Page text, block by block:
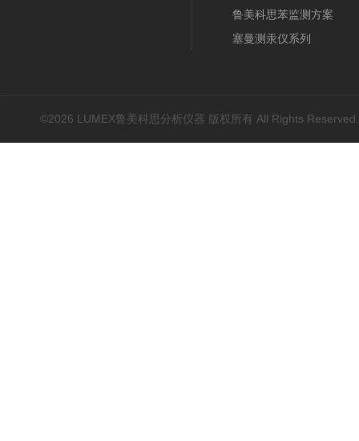
鲁美科思苯监测方案
塞曼测汞仪系列
©2026 LUMEX鲁美科思分析仪器 版权所有 All Rights